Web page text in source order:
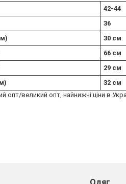
42-44
36
30 см
66 см
29 см
32 см
опт/великий опт, найнижчі ціни в